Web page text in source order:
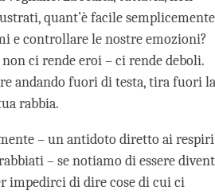
quant’è facile semplicemente
e controllare le nostre emozioni?
ci rende eroi – ci rende deboli.
andando fuori di testa, tira fuori la
rabbia.
– un antidoto diretto ai respiri
– se notiamo di essere
impedirci di dire cose di cui ci